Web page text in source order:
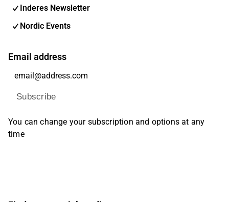
Inderes Newsletter
Nordic Events
Email address
Subscribe
You can change your subscription and options at any
time